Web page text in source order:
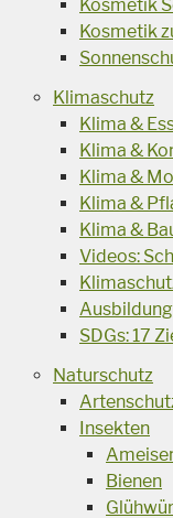
Kosmetik
Kosmetik
Klimaschutz
Klima &
Klima &
Klima &
Klima &
Klima &
Videos:
SDGs: 17
Naturschutz
Insekten
Bienen